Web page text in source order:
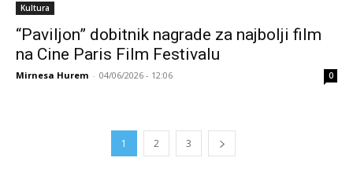
Kultura
“Paviljon” dobitnik nagrade za najbolji film
na Cine Paris Film Festivalu
Mirnesa Hurem - 04/06/2026 - 12:06 0
1 2 3